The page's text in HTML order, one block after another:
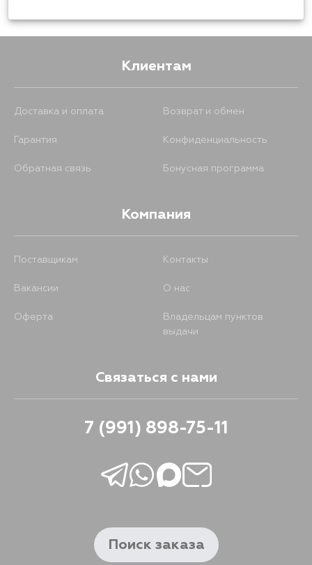
Клиентам
Доставка и оплата Возврат и обмен
Гарантия Конфиденциальность
Обратная связь Бонусная программа
Компания
Поставщикам Контакты
Вакансии О нас
Оферта
Владельцам пунктов
выдачи
Связаться с нами
7 (991) 898-75-11
Поиск заказа